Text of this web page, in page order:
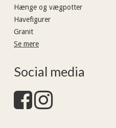
Hænge og vægpotter
Havefigurer
Granit
Se mere
Social media